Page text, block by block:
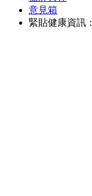
意見箱
緊貼健康資訊：